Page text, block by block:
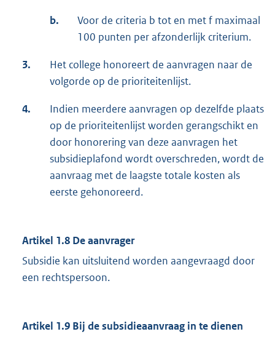
b.
Voor de criteria b tot en met f maximaal
100 punten per afzonderlijk criterium.
3.
Het college honoreert de aanvragen naar de
volgorde op de prioriteitenlijst.
4.
Indien meerdere aanvragen op dezelfde plaats
op de prioriteitenlijst worden gerangschikt en
door honorering van deze aanvragen het
subsidieplafond wordt overschreden, wordt de
aanvraag met de laagste totale kosten als
eerste gehonoreerd.
Artikel 1.8 De aanvrager
Subsidie kan uitsluitend worden aangevraagd door
een rechtspersoon.
Artikel 1.9 Bij de subsidieaanvraag in te dienen